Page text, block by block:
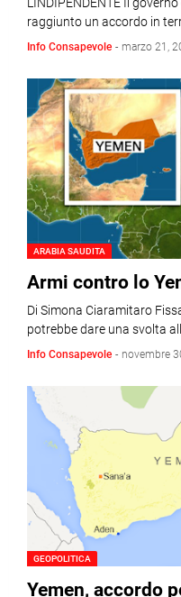
raggiunto un accordo in
Info Consapevole - marzo 21,
ARABIA SAUDITA
Armi contro lo
Di Simona Ciaramitaro
potrebbe dare una svolta
Info Consapevole - novembre
GEOPOLITICA
Yemen, accordo